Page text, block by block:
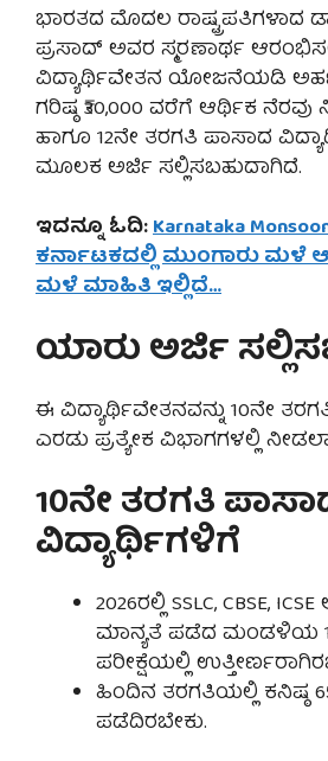
ಭಾರತದ ಮೊದಲ ರಾಷ್ಟ್ರಪತಿಗಳಾದ
ಪ್ರಸಾದ್ ಅವರ ಸ್ಮರಣಾರ್ಥ
ವಿದ್ಯಾರ್ಥಿವೇತನ ಯೋಜನೆಯಡಿ
ಗರಿಷ್ಠ ₹30,000 ವರೆಗೆ ಆರ್ಥಿಕ ನೆರವು
ಹಾಗೂ 12ನೇ ತರಗತಿ ಪಾಸಾದ
ಮೂಲಕ ಅರ್ಜಿ ಸಲ್ಲಿಸಬಹುದಾಗಿದೆ.
ಇದನ್ನೂ ಓದಿ:Karnataka
ಕರ್ನಾಟಕದಲ್ಲಿ ಮುಂಗಾರು ಮಳೆ
ಮಳೆ ಮಾಹಿತಿ ಇಲ್ಲಿದೆ…
ಯಾರು ಅರ್ಜಿ
ಈ ವಿದ್ಯಾರ್ಥಿವೇತನವನ್ನು 10ನೇ
ಎರಡು ಪ್ರತ್ಯೇಕ ವಿಭಾಗಗಳಲ್ಲಿ
10ನೇ ತರಗತಿ
ವಿದ್ಯಾರ್ಥಿಗಳಿಗೆ
2026ರಲ್ಲಿ SSLC, CBSE,
ಮಾನ್ಯತೆ ಪಡೆದ ಮಂಡಳಿಯ
ಪರೀಕ್ಷೆಯಲ್ಲಿ
ಹಿಂದಿನ ತರಗತಿಯಲ್ಲಿ ಕನಿಷ್ಠ
ಪಡೆದಿರಬೇಕು.